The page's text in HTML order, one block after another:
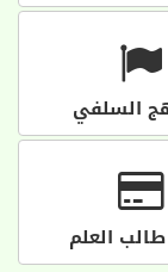
السلفي
العلم